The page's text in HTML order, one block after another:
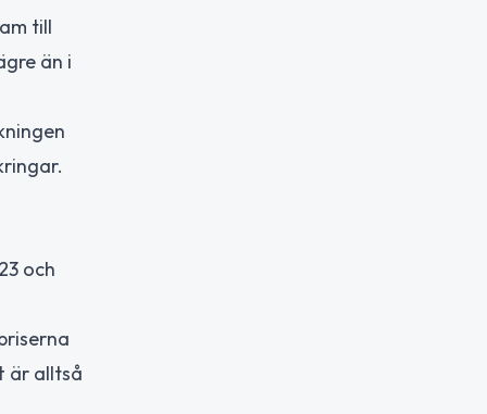
till
än i
och
är alltså